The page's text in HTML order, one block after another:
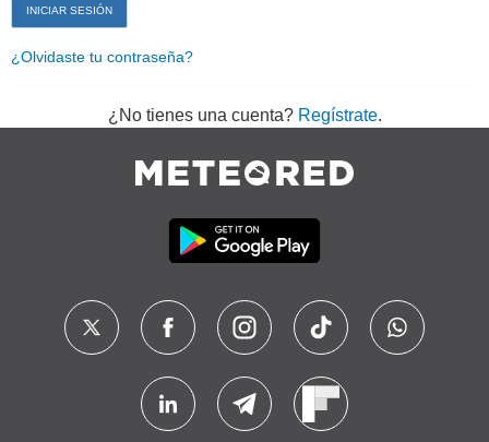
¿Olvidaste tu contraseña?
¿No tienes una cuenta? Regístrate.